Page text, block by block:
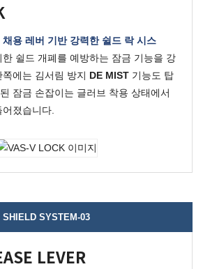
용 레버 기반 강력한 쉴드 락 시스
쉴드 개폐를 예방하는 잠금 기능을 강
쪽에는 김서림 방지 DE MIST기능도 탑
잠금 손잡이는 글러브 착용 상태에서
졌습니다.
SHIELD SYSTEM-03
LEVER